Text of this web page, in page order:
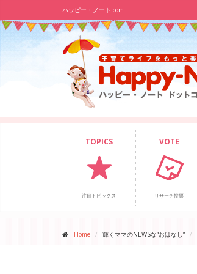
ハッピー・ノート.com
TOPICS
注目トピックス
VOTE
リサーチ投票
Home 輝くママのNEWSな“おはなし”